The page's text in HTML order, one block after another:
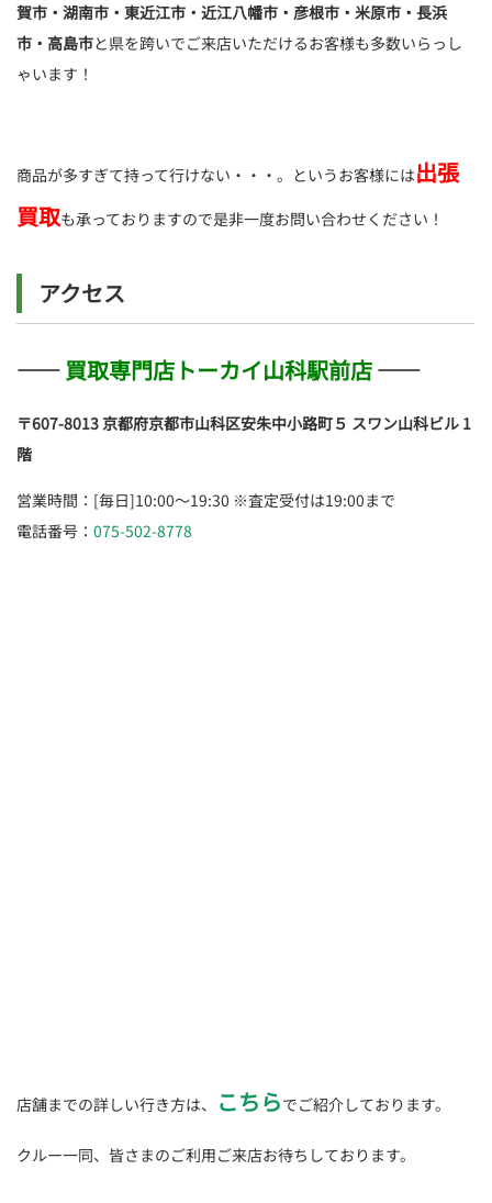
賀市・湖南市・東近江市・近江八幡市・彦根市・米原市・長浜
市・高島市と県を跨いでご来店いただけるお客様も多数いらっし
ゃいます！
商品が多すぎて持って行けない・・・。というお客様には出張
買取も承っておりますので是非一度お問い合わせください！
アクセス
――買取専門店トーカイ山科駅前店――
〒607-8013 京都府京都市山科区安朱中小路町５ スワン山科ビル 1
階
営業時間：[毎日]10:00～19:30 ※査定受付は19:00まで
電話番号： 075-502-8778
店舗までの詳しい行き方は、 こちらでご紹介しております。
クルー一同、皆さまのご利用ご来店お待ちしております。